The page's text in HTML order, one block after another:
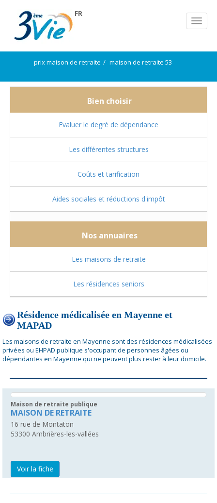
FR
prix maison de retraite maison de retraite 53
Bien choisir
Evaluer le degré de dépendance
Les différentes structures
Coûts et tarification
Aides sociales et réductions d'impôt
Nos annuaires
Les maisons de retraite
Les résidences seniors
Résidence médicalisée en Mayenne et
MAPAD
Les maisons de retraite en Mayenne sont des résidences médicalisées
privées ou EHPAD publique s'occupant de personnes âgées ou
dépendantes en Mayenne qui ne peuvent plus rester à leur domicile.
Maison de retraite publique
MAISON DE RETRAITE
16 rue de Montaton
53300 Ambrières-les-vallées
Voir la fiche